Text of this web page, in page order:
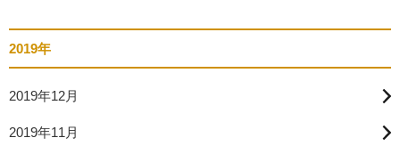
2019年
2019年12月
2019年11月